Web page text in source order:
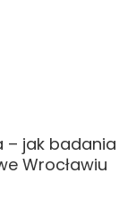
– jak badania
Wrocławiu